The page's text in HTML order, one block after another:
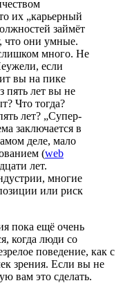
их „карьерный
займёт
что они умные.
много. Не
если
вы на пике
пять лет вы не
Что тогда?
лет? „Супер-
заключается в
деле, мало
(web
лет.
многие
или риск
пока ещё очень
когда люди со
поведение, как с
зрения. Если вы не
вам это сделать.